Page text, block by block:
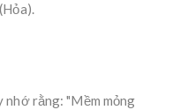
rằng: "Mềm mỏng